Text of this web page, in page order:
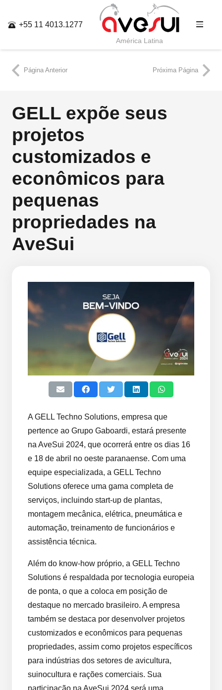
+55 11 4013.1277
América Latina
Página Anterior Próxima Página
GELL expõe seus
projetos
customizados e
econômicos para
pequenas
propriedades na
AveSui
A GELL Techno Solutions, empresa que
pertence ao Grupo Gaboardi, estará presente
na AveSui 2024, que ocorrerá entre os dias 16
e 18 de abril no oeste paranaense. Com uma
equipe especializada, a GELL Techno
Solutions oferece uma gama completa de
serviços, incluindo start-up de plantas,
montagem mecânica, elétrica, pneumática e
automação, treinamento de funcionários e
assistência técnica.
Além do know-how próprio, a GELL Techno
Solutions é respaldada por tecnologia europeia
de ponta, o que a coloca em posição de
destaque no mercado brasileiro. A empresa
também se destaca por desenvolver projetos
customizados e econômicos para pequenas
propriedades, assim como projetos específicos
para indústrias dos setores de avicultura,
suinocultura e rações comerciais. Sua
participação na AveSui 2024 será uma